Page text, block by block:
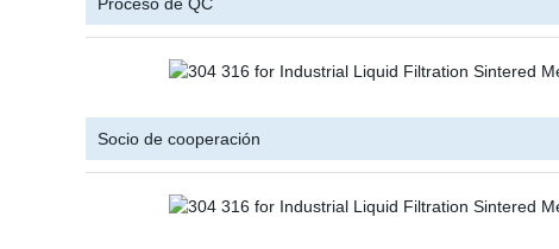
Socio de cooperación